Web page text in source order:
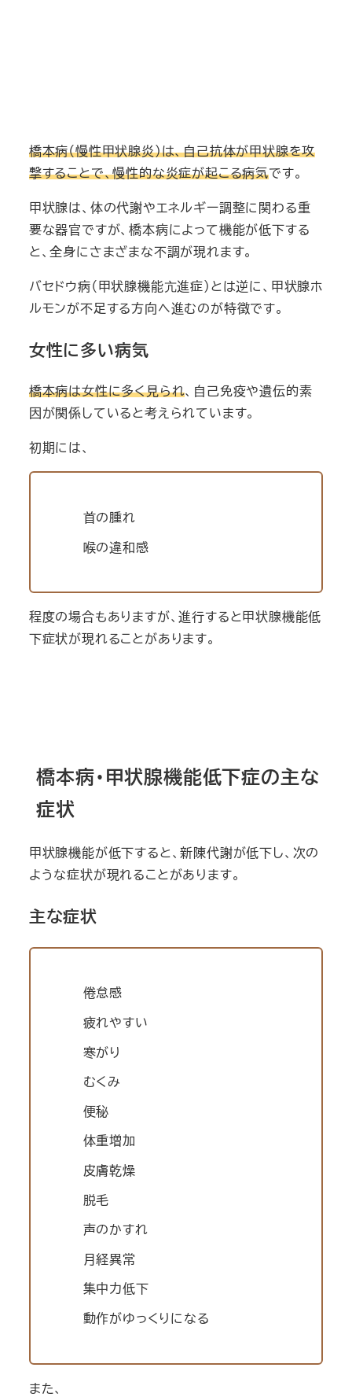
橋本病（慢性甲状腺炎）は、自己抗体が甲状腺を攻
撃することで、慢性的な炎症が起こる病気です。
甲状腺は、体の代謝やエネルギー調整に関わる重
要な器官ですが、橋本病によって機能が低下する
と、全身にさまざまな不調が現れます。
バセドウ病（甲状腺機能亢進症）とは逆に、甲状腺ホ
ルモンが不足する方向へ進むのが特徴です。
女性に多い病気
橋本病は女性に多く見られ、自己免疫や遺伝的素
因が関係していると考えられています。
初期には、
首の腫れ
喉の違和感
程度の場合もありますが、進行すると甲状腺機能低
下症状が現れることがあります。
橋本病・甲状腺機能低下症の主な
症状
甲状腺機能が低下すると、新陳代謝が低下し、次の
ような症状が現れることがあります。
主な症状
倦怠感
疲れやすい
寒がり
むくみ
便秘
体重増加
皮膚乾燥
脱毛
声のかすれ
月経異常
集中力低下
動作がゆっくりになる
また、